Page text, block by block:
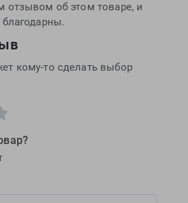
отзывом об этом товаре, и
кому-то сделать выбор